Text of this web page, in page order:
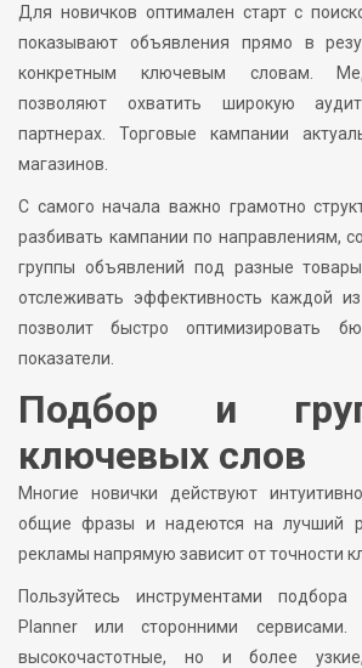
Для новичков оптимален старт с
показывают объявления прямо в
конкретным ключевым словам.
позволяют охватить широкую
партнерах. Торговые кампании
магазинов.
С самого начала важно грамотно
разбивать кампании по направлениям,
группы объявлений под разные
отслеживать эффективность каждой
позволит быстро оптимизировать
показатели.
Подбор и
ключевых слов
Многие новички действуют
общие фразы и надеются на лучший
рекламы напрямую зависит от точности
Пользуйтесь инструментами
Planner или сторонними
высокочастотные, но и более